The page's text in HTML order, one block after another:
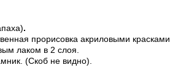
.
прорисовка акриловыми красками.
лаком в 2 слоя.
(Скоб не видно).